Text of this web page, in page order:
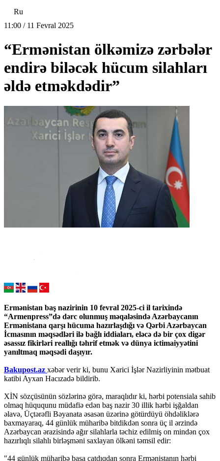
Ru
11:00 / 11 Fevral 2025
“Ermənistan ölkəmizə zərbələr
endirə biləcək hücum silahları
əldə etməkdədir”
Ermənistan baş nazirinin 10 fevral 2025-ci il tarixində
“Armenpress”də dərc olunmuş məqaləsində Azərbaycanın
Ermənistana qarşı hücuma hazırlaşdığı və Qərbi Azərbaycan
İcmasının məqsədləri ilə bağlı iddiaları, eləcə də bir çox digər
əsassız fikirləri reallığı təhrif etmək və dünya ictimaiyyətini
yanıltmaq məqsədi daşıyır.
Bakupost.az xəbər verir ki, bunu Xarici İşlər Nazirliyinin mətbuat
katibi Ayxan Hacızadə bildirib.
XİN sözçüsünün sözlərinə görə, maraqlıdır ki, hərbi potensiala sahib
olmaq hüququnu müdafiə edən baş nazir 30 illik hərbi işğaldan
əlavə, Üçtərəfli Bəyanata əsasən üzərinə götürdüyü öhdəliklərə
baxmayaraq, 44 günlük müharibə bitdikdən sonra üç il ərzində
Azərbaycan ərazisində ağır silahlarla təchiz edilmiş on mindən çox
hazırlıqlı silahlı birləşməni saxlayan ölkəni təmsil edir:
"44 günlük müharibə başa çatdıqdan sonra Ermənistanın hərbi